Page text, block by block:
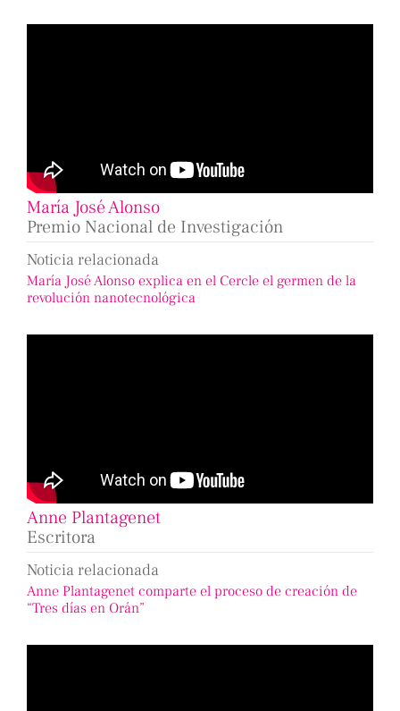
María José Alonso
Premio Nacional de Investigación
Noticia relacionada
María José Alonso explica en el Cercle el germen de la
revolución nanotecnológica
Anne Plantagenet
Escritora
Noticia relacionada
Anne Plantagenet comparte el proceso de creación de
“Tres días en Orán”